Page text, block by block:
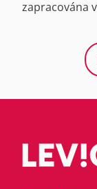
zapracována